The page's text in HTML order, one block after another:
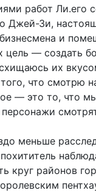
работ Ли.его
Джей-Зи,
и
— создать
их
что смотрю
— это то, что
меньше
круг районов